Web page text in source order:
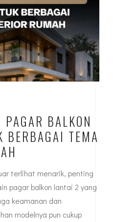
BALKON
TEMA
terlihat menarik, penting
pagar balkon lantai 2 yang
keamanan dan
modelnya pun cukup